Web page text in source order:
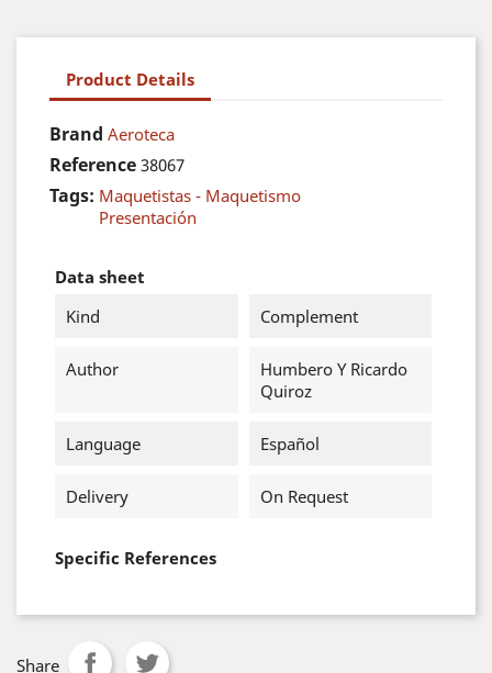
Product Details
Brand Aeroteca
Reference 38067
Tags: Maquetistas - Maquetismo
Presentación
Data sheet
Kind
Complement
Author
Humbero Y Ricardo
Quiroz
Language Español
Delivery On Request
Specific References
Share